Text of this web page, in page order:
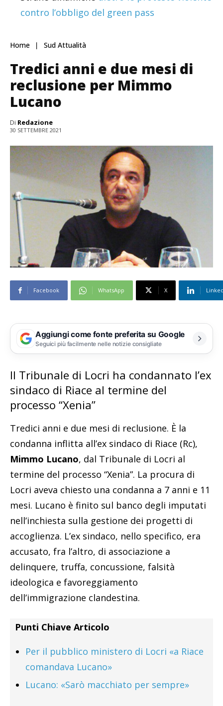
contro l’obbligo del green pass
Home Sud Attualità
Tredici anni e due mesi di
reclusione per Mimmo
Lucano
Di Redazione
30 SETTEMBRE 2021
Facebook WhatsApp X
Aggiungi come fonte preferita su Google
Seguici più facilmente nelle notizie consigliate
Il Tribunale di Locri ha condannato l’ex
sindaco di Riace al termine del
processo “Xenia”
Tredici anni e due mesi di reclusione. È la
condanna inflitta all’ex sindaco di Riace (Rc),
Mimmo Lucano, dal Tribunale di Locri al
termine del processo “Xenia”. La procura di
Locri aveva chiesto una condanna a 7 anni e 11
mesi. Lucano è finito sul banco degli imputati
nell’inchiesta sulla gestione dei progetti di
accoglienza. L’ex sindaco, nello specifico, era
accusato, fra l’altro, di associazione a
delinquere, truffa, concussione, falsità
ideologica e favoreggiamento
dell’immigrazione clandestina.
Punti Chiave Articolo
Per il pubblico ministero di Locri «a Riace
comandava Lucano»
Lucano: «Sarò macchiato per sempre»